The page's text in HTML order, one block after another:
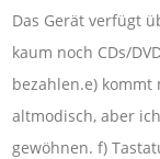
Das Gerät verfügt
kaum noch CDs/
bezahlen.e) kommt
altmodisch, aber
gewöhnen. f)